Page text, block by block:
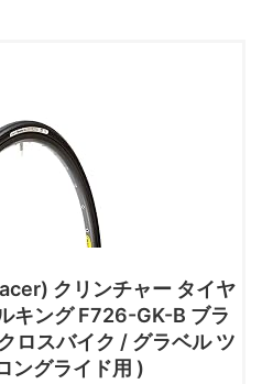
クリンチャー タイヤ
キング F726-GK-B ブラ
ロスバイク / グラベル ツ
ングライド用 )